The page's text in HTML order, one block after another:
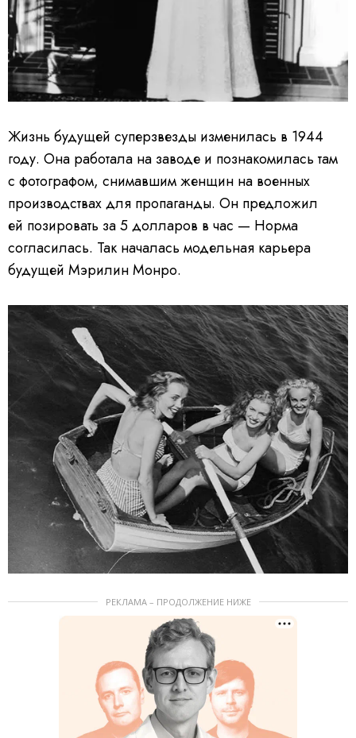
Жизнь будущей суперзвезды изменилась в 1944
году. Она работала на заводе и познакомилась там
с фотографом, снимавшим женщин на военных
производствах для пропаганды. Он предложил
ей позировать за 5 долларов в час — Норма
согласилась. Так началась модельная карьера
будущей Мэрилин Монро.
РЕКЛАМА – ПРОДОЛЖЕНИЕ НИЖЕ